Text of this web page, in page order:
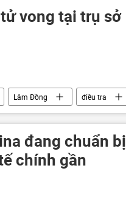
vong tại trụ sở
Lâm Đồng điều tra
đang chuẩn bị
chính gần